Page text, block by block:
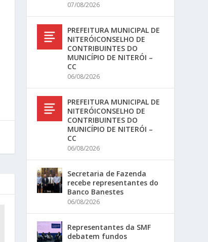
07/08/2026
PREFEITURA MUNICIPAL DE
NITERÓICONSELHO DE
CONTRIBUINTES DO
MUNICÍPIO DE NITERÓI –
CC
06/08/2026
PREFEITURA MUNICIPAL DE
NITERÓICONSELHO DE
CONTRIBUINTES DO
MUNICÍPIO DE NITERÓI –
CC
06/08/2026
Secretaria de Fazenda
recebe representantes do
Banco Banestes
06/08/2026
Representantes da SMF
debatem fundos